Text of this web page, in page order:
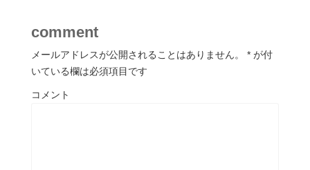
comment
メールアドレスが公開されることはありません。 * が付
いている欄は必須項目です
コメント